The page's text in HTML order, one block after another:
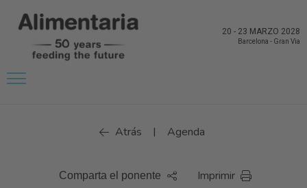
20 - 23 MARZO 2028
Barcelona - Gran Via
Atrás | Agenda
Comparta el ponente Imprimir